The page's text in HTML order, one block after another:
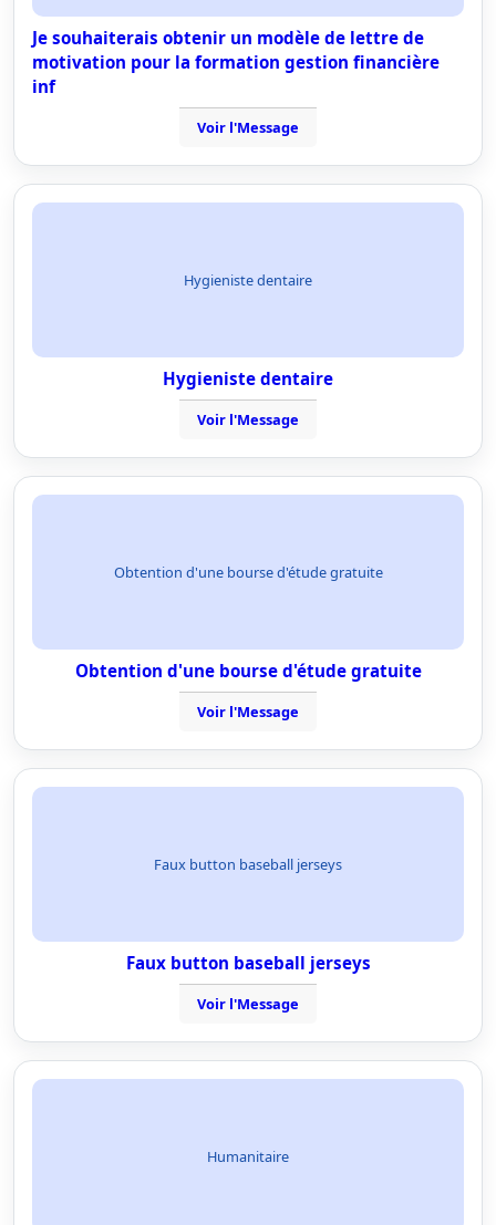
Je souhaiterais obtenir un modèle de lettre de
motivation pour la formation gestion financière
inf
Voir l'Message
Hygieniste dentaire
Hygieniste dentaire
Voir l'Message
Obtention d'une bourse d'étude gratuite
Obtention d'une bourse d'étude gratuite
Voir l'Message
Faux button baseball jerseys
Faux button baseball jerseys
Voir l'Message
Humanitaire